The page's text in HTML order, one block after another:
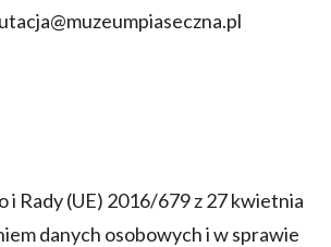
i Rady (UE) 2016/679 z 27 kwietnia
danych osobowych i w sprawie